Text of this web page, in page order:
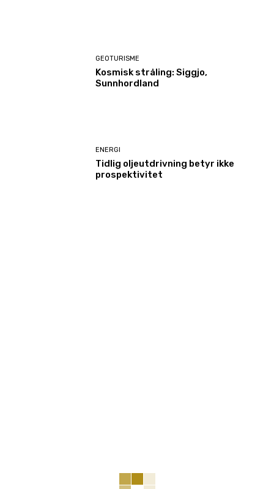
GEOTURISME
Kosmisk stråling: Siggjo,
Sunnhordland
ENERGI
Tidlig oljeutdrivning betyr ikke
prospektivitet